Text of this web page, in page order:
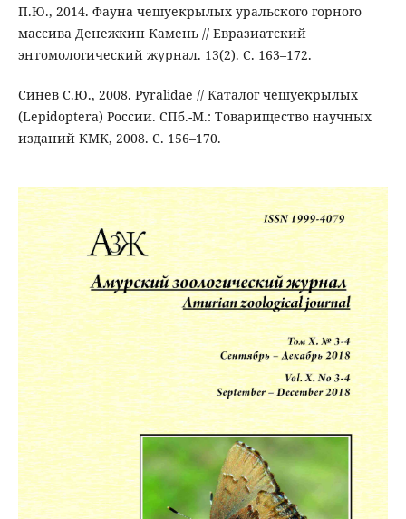
П.Ю., 2014. Фауна чешуекрылых уральского горного
массива Денежкин Камень // Евразиатский
энтомологический журнал. 13(2). С. 163–172.
Синев С.Ю., 2008. Pyralidae // Каталог чешуекрылых
(Lepidoptera) России. СПб.-М.: Товарищество научных
изданий КМК, 2008. С. 156–170.